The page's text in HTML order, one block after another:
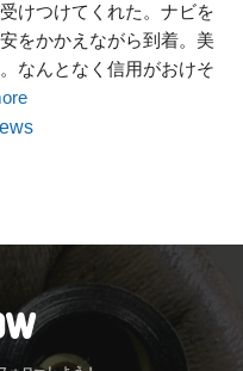
けつけてくれた。ナビを
をかかえながら到着。美
なんとなく信用がおけそ